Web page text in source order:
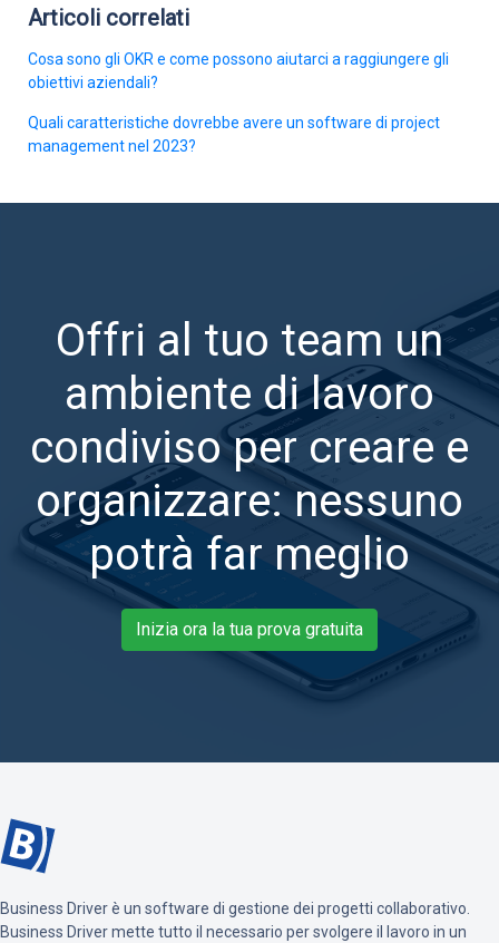
Articoli correlati
Cosa sono gli OKR e come possono aiutarci a raggiungere gli
obiettivi aziendali?
Quali caratteristiche dovrebbe avere un software di project
management nel 2023?
Offri al tuo team un
ambiente di lavoro
condiviso per creare e
organizzare: nessuno
potrà far meglio
Inizia ora la tua prova gratuita
Business Driver è un software di gestione dei progetti collaborativo.
Business Driver mette tutto il necessario per svolgere il lavoro in un